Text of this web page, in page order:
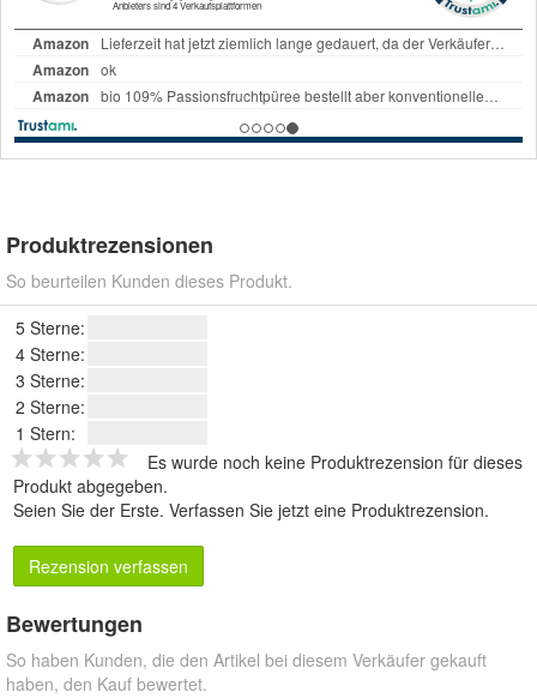
Produktrezensionen
So beurteilen Kunden dieses Produkt.
5 Sterne:
4 Sterne:
3 Sterne:
2 Sterne:
1 Stern:
Es wurde noch keine Produktrezension für dieses
Produkt abgegeben.
Seien Sie der Erste. Verfassen Sie jetzt eine Produktrezension.
Rezension verfassen
Bewertungen
So haben Kunden, die den Artikel bei diesem Verkäufer gekauft
haben, den Kauf bewertet.